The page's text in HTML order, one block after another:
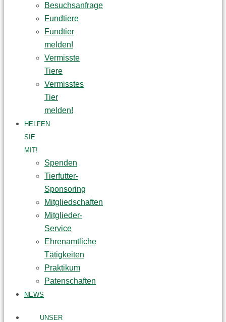
Besuchsanfrage
Fundtiere
Fundtier
melden!
Vermisste
Tiere
Vermisstes
Tier
melden!
HELFEN
SIE
MIT!
Spenden
Tierfutter-
Sponsoring
Mitgliedschaften
Mitglieder-
Service
Ehrenamtliche
Tätigkeiten
Praktikum
Patenschaften
NEWS
UNSER